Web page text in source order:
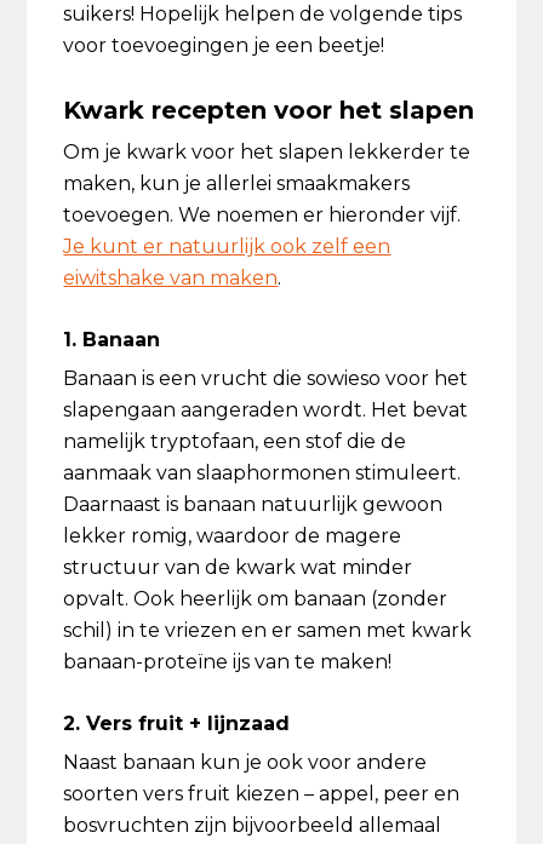
suikers! Hopelijk helpen de volgende tips
voor toevoegingen je een beetje!
Kwark recepten voor het slapen
Om je kwark voor het slapen lekkerder te
maken, kun je allerlei smaakmakers
toevoegen. We noemen er hieronder vijf.
Je kunt er natuurlijk ook zelf een
eiwitshake van maken.
1. Banaan
Banaan is een vrucht die sowieso voor het
slapengaan aangeraden wordt. Het bevat
namelijk tryptofaan, een stof die de
aanmaak van slaaphormonen stimuleert.
Daarnaast is banaan natuurlijk gewoon
lekker romig, waardoor de magere
structuur van de kwark wat minder
opvalt. Ook heerlijk om banaan (zonder
schil) in te vriezen en er samen met kwark
banaan-proteïne ijs van te maken!
2. Vers fruit + lijnzaad
Naast banaan kun je ook voor andere
soorten vers fruit kiezen – appel, peer en
bosvruchten zijn bijvoorbeeld allemaal